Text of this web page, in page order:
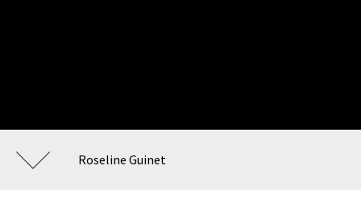
Roseline Guinet